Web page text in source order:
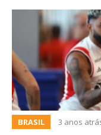
BRASIL 3 anos